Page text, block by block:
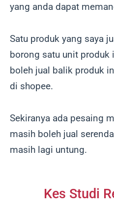
yang anda dapat
Satu produk yang saya
borong satu unit produk
boleh jual balik produk
di shopee.
Sekiranya ada pesaing
masih boleh jual
masih lagi untung.
Kes Studi